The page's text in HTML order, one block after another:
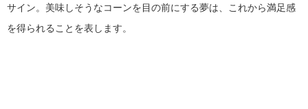
サイン。美味しそうなコーンを目の前にする夢は、これから満足感
を得られることを表します。